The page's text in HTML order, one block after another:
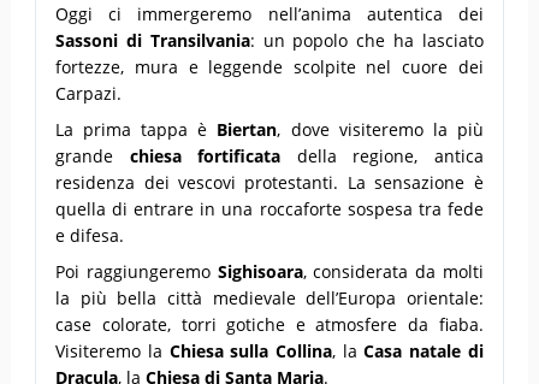
Oggi ci immergeremo nell’anima autentica dei
Sassoni di Transilvania: un popolo che ha lasciato
fortezze, mura e leggende scolpite nel cuore dei
Carpazi.
La prima tappa è Biertan, dove visiteremo la più
grande chiesa fortificata della regione, antica
residenza dei vescovi protestanti. La sensazione è
quella di entrare in una roccaforte sospesa tra fede
e difesa.
Poi raggiungeremo Sighisoara, considerata da molti
la più bella città medievale dell’Europa orientale:
case colorate, torri gotiche e atmosfere da fiaba.
Visiteremo la Chiesa sulla Collina, laCasa natale di
Dracula, laChiesa di Santa Maria.